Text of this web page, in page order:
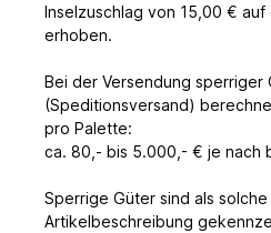
Inselzuschlag von 15,00 €
erhoben.
Bei der Versendung sperriger
(Speditionsversand)
pro Palette:
ca. 80,- bis 5.000,- € je nach
Sperrige Güter sind als
Artikelbeschreibung